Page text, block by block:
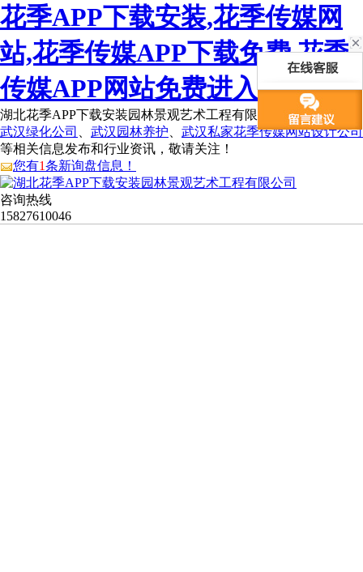
花季APP下载安装,花季传媒网
站,花季传媒APP下载免费,花季
传媒APP网站免费进入
湖北花季APP下载安装园林景观艺术工程有限公司为您免费提供
武汉绿化公司
武汉园林养护
武汉私家花季传媒网站设计公司
等相关信息发布和行业资讯，敬请关注！
您有1条新询盘信息！
咨询热线
15827610046